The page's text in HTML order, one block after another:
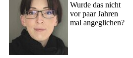
Wurde das nicht
vor paar Jahren
mal angeglichen?